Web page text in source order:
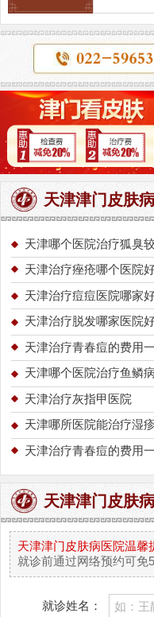
天津津门皮肤
天津哪个医院治疗狐臭
天津治疗痤疮哪个医院
天津治疗痘痘医院哪家
天津治疗脱发哪家医院
天津治疗青春痘的费用
天津哪个医院治疗鱼鳞
天津治疗灰指甲医院
天津哪所医院能治疗湿疹
天津治疗青春痘的费用
天津津门皮肤
天津津门皮肤病医院温馨
就诊前通过网络预约可免
就诊姓名：